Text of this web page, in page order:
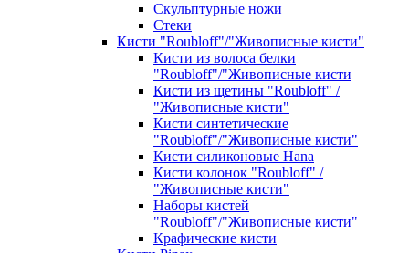
Скульптурные ножи
Стеки
Кисти "Roubloff"/"Живописные кисти"
Кисти из волоса белки
"Roubloff"/"Живописные кисти
Кисти из щетины "Roubloff" /
"Живописные кисти"
Кисти синтетические
"Roubloff"/"Живописные кисти"
Кисти силиконовые Hana
Кисти колонок "Roubloff" /
"Живописные кисти"
Наборы кистей
"Roubloff"/"Живописные кисти"
Крафические кисти